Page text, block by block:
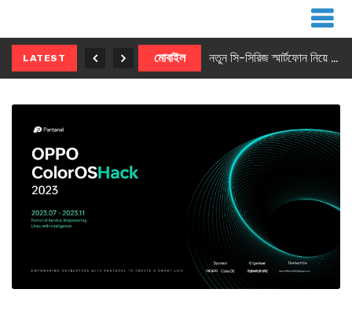
LATEST মোবাইল নতুন সি-সিরিজ স্মার্টফোন নিয়ে আসছে রিয়েলমি